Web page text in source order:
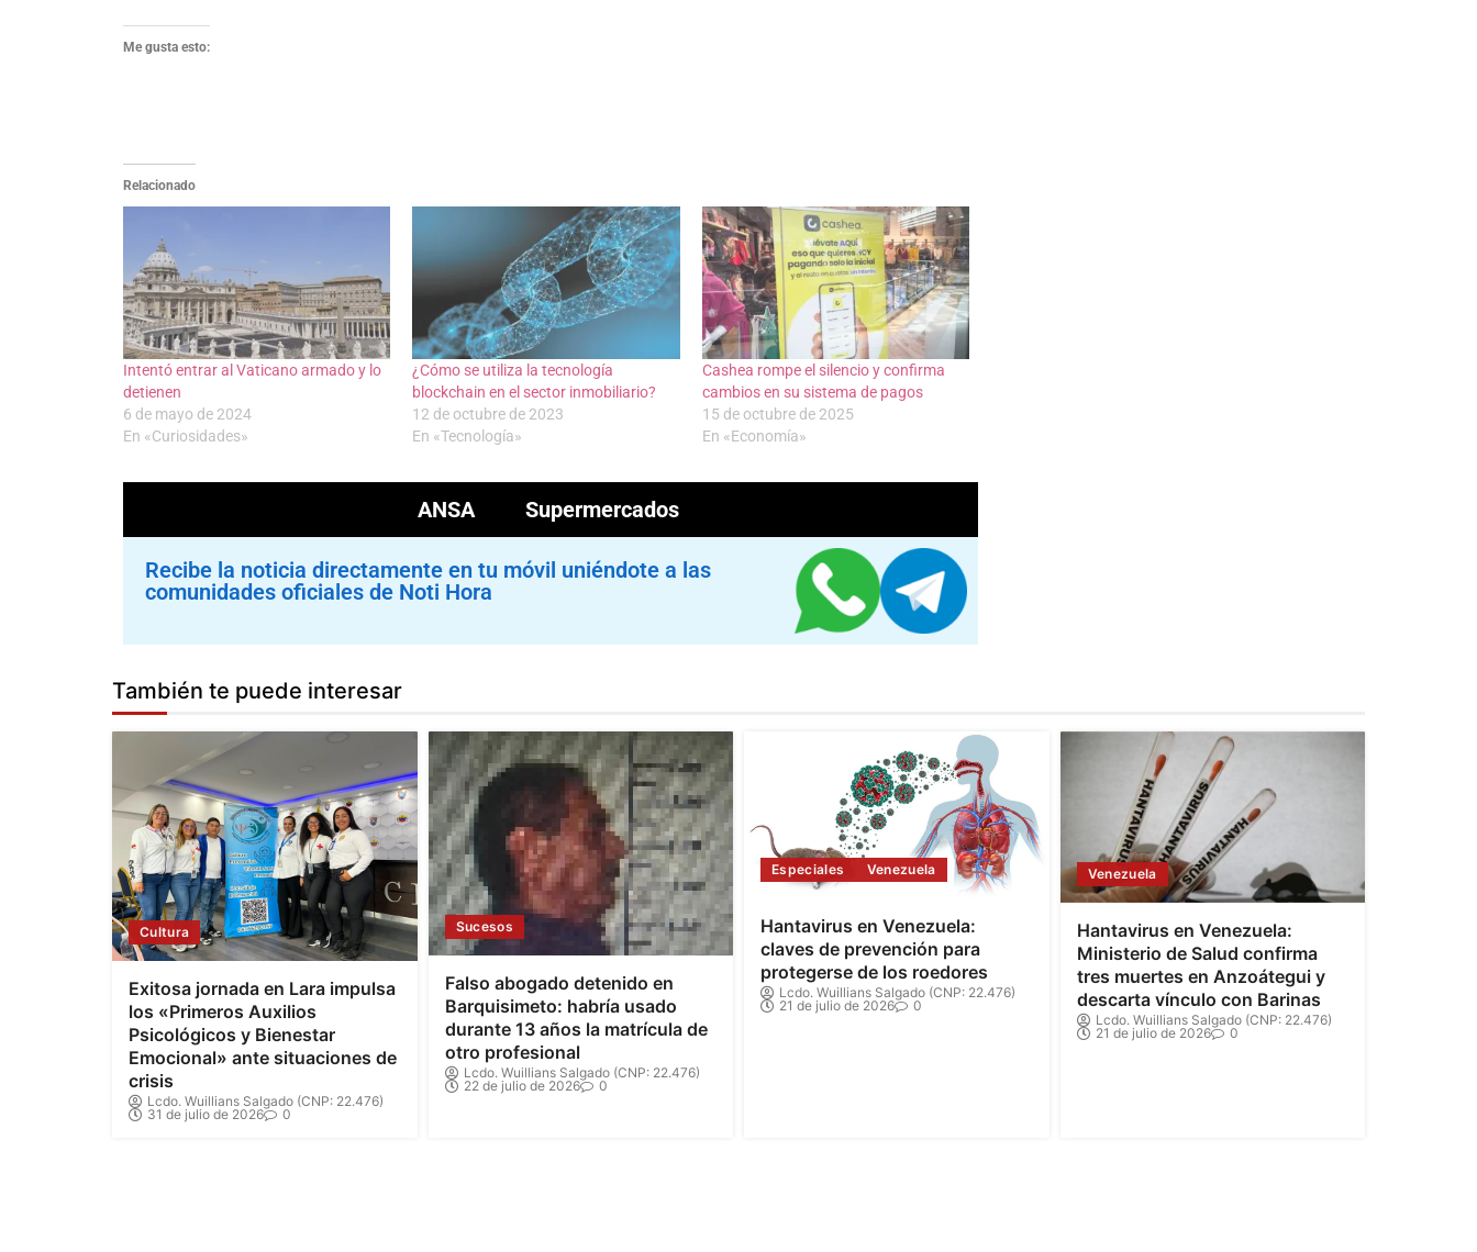
Me gusta esto:
Relacionado
Intentó entrar al Vaticano armado y lo
detienen
6 de mayo de 2024
En «Curiosidades»
¿Cómo se utiliza la tecnología
blockchain en el sector inmobiliario?
12 de octubre de 2023
En «Tecnología»
Cashea rompe el silencio y confirma
cambios en su sistema de pagos
15 de octubre de 2025
En «Economía»
ANSA Supermercados
Recibe la noticia directamente en tu móvil uniéndote a las
comunidades oficiales de Noti Hora
También te puede interesar
Cultura
Exitosa jornada en Lara impulsa
los «Primeros Auxilios
Psicológicos y Bienestar
Emocional» ante situaciones de
crisis
Lcdo. Wuillians Salgado (CNP: 22.476)
31 de julio de 2026
0
Sucesos
Falso abogado detenido en
Barquisimeto: habría usado
durante 13 años la matrícula de
otro profesional
Lcdo. Wuillians Salgado (CNP: 22.476)
22 de julio de 2026
0
Especiales Venezuela
Hantavirus en Venezuela:
claves de prevención para
protegerse de los roedores
Lcdo. Wuillians Salgado (CNP: 22.476)
21 de julio de 2026
0
Venezuela
Hantavirus en Venezuela:
Ministerio de Salud confirma
tres muertes en Anzoátegui y
descarta vínculo con Barinas
Lcdo. Wuillians Salgado (CNP: 22.476)
21 de julio de 2026
0